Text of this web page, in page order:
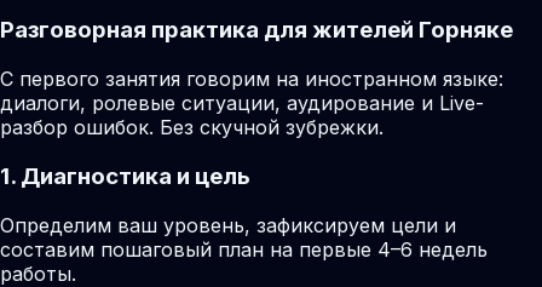
Разговорная практика для жителей Горняке
С первого занятия говорим на иностранном языке:
диалоги, ролевые ситуации, аудирование и Live-
разбор ошибок. Без скучной зубрежки.
1. Диагностика и цель
Определим ваш уровень, зафиксируем цели и
составим пошаговый план на первые 4–6 недель
работы.